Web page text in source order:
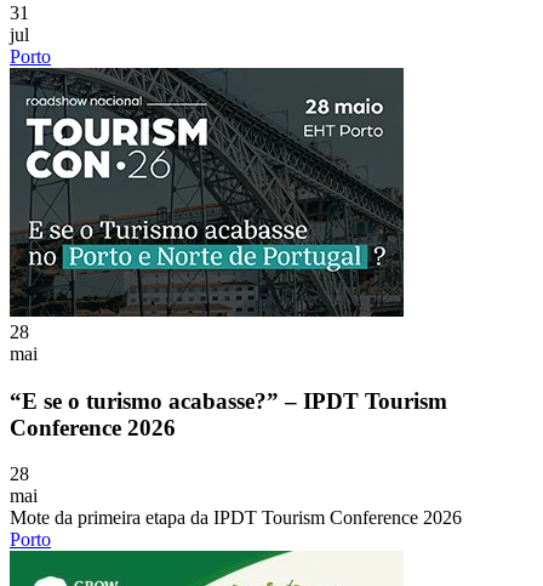
31
jul
Porto
28
mai
“E se o turismo acabasse?” – IPDT Tourism
Conference 2026
28
mai
Mote da primeira etapa da IPDT Tourism Conference 2026
Porto